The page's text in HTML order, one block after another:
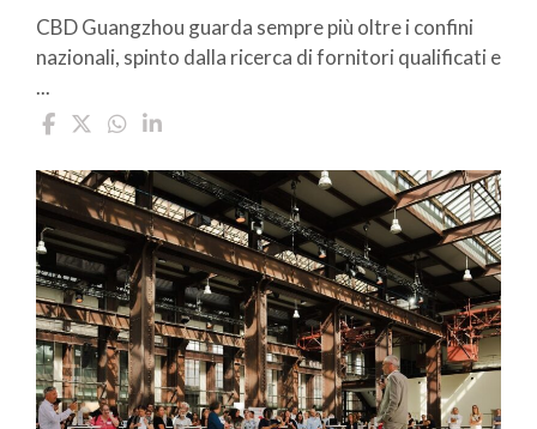
CBD Guangzhou guarda sempre più oltre i confini
nazionali, spinto dalla ricerca di fornitori qualificati e
...